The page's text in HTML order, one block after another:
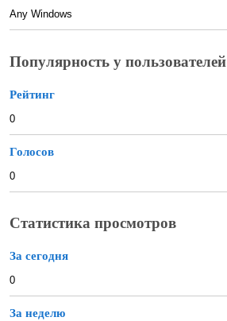
Any Windows
Популярность у пользователей
Рейтинг
0
Голосов
0
Статистика просмотров
За сегодня
0
За неделю